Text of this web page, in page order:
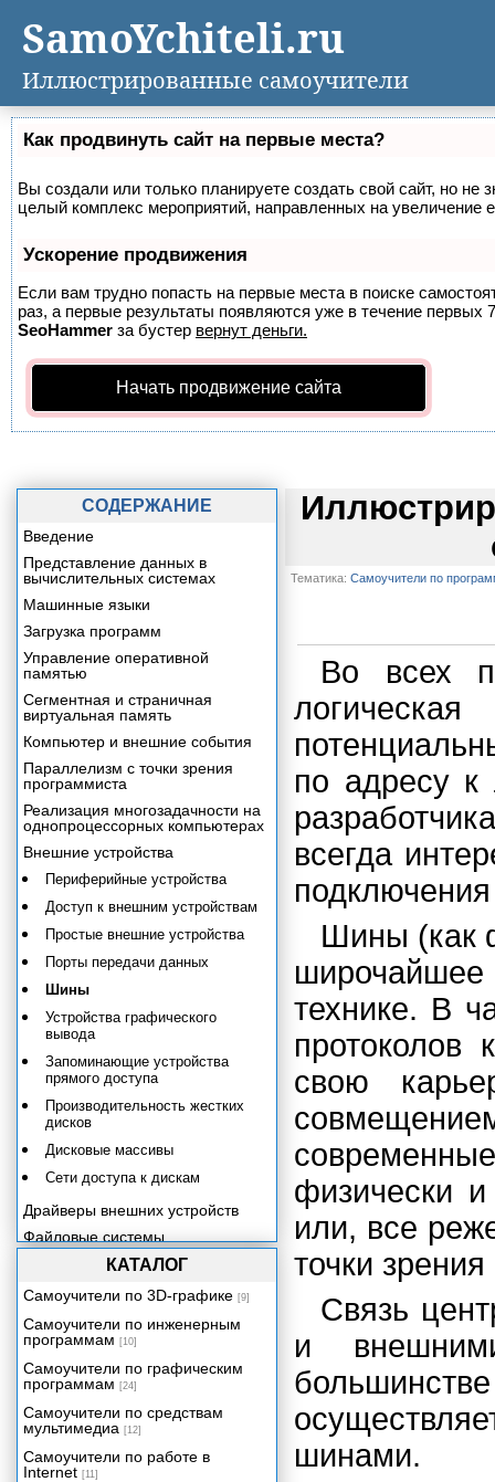
Как продвинуть сайт на первые места?
Вы создали или только планируете создать свой сайт, но не
целый комплекс мероприятий, направленных на увеличение
Ускорение продвижения
Если вам трудно попасть на первые места в поиске
раз, а первые результаты появляются уже в течение первых
SeoHammer за бустер вернут деньги.
Начать продвижение сайта
Тематика: Самоучители по
Во всех
по адресу к
всегда
Шины (как
технике. В
протоколов
свою
физически
или, все
точки
Связь
и
шинами.
СОДЕРЖАНИЕ
Введение
Представление данных в
вычислительных системах
Машинные языки
Загрузка программ
Управление оперативной
памятью
Сегментная и страничная
виртуальная память
Компьютер и внешние события
Параллелизм с точки зрения
программиста
Реализация многозадачности на
однопроцессорных компьютерах
Внешние устройства
Периферийные устройства
Доступ к внешним устройствам
Простые внешние устройства
Порты передачи данных
Шины
Устройства графического
вывода
Запоминающие устройства
прямого доступа
Производительность жестких
дисков
Дисковые массивы
Сети доступа к дискам
Драйверы внешних устройств
Файловые системы
Безопасность
Приложение. Обзор архитектур
современных ОС.
КАТАЛОГ
Самоучители по 3D-графике [9]
Самоучители по инженерным
программам [10]
Самоучители по графическим
программам [24]
Самоучители по средствам
мультимедиа [12]
Самоучители по работе в
Internet [11]
SamoYchiteli.ru
Иллюстрированные самоучители